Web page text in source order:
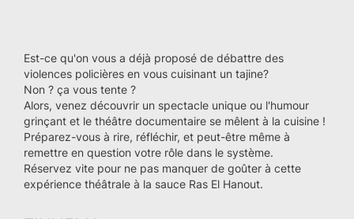
Est-ce qu'on vous a déjà proposé de débattre des
violences policières en vous cuisinant un tajine?
Non ? ça vous tente ?
Alors, venez découvrir un spectacle unique ou l'humour
grinçant et le théâtre documentaire se mêlent à la cuisine !
Préparez-vous à rire, réfléchir, et peut-être même à
remettre en question votre rôle dans le système.
Réservez vite pour ne pas manquer de goûter à cette
expérience théâtrale à la sauce Ras El Hanout.